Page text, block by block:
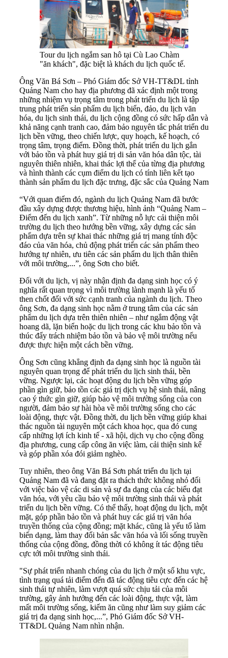
Tour du lịch ngắm san hô tại Cù Lao Chàm
"ăn khách", đặc biệt là khách du lịch quốc tế.
Ông Văn Bá Sơn – Phó Giám đốc Sở VH-TT&DL tỉnh
Quảng Nam cho hay địa phương đã xác định một trong
những nhiệm vụ trọng tâm trong phát triển du lịch là tập
trung phát triển sản phẩm du lịch biển, đảo, du lịch văn
hóa, du lịch sinh thái, du lịch cộng đồng có sức hấp dẫn và
khả năng cạnh tranh cao, đảm bảo nguyên tắc phát triển du
lịch bền vững, theo chiến lược, quy hoạch, kế hoạch, có
trọng tâm, trọng điểm. Đồng thời, phát triển du lịch gắn
với bảo tồn và phát huy giá trị di sản văn hóa dân tộc, tài
nguyên thiên nhiên, khai thác lợi thế của từng địa phương
và hình thành các cụm điểm du lịch có tính liên kết tạo
thành sản phẩm du lịch đặc trưng, đặc sắc của Quảng Nam
“Với quan điểm đó, ngành du lịch Quảng Nam đã bước
đầu xây dựng được thương hiệu, hình ảnh “Quảng Nam –
Điểm đến du lịch xanh”. Từ những nỗ lực cải thiện môi
trường du lịch theo hướng bền vững, xây dựng các sản
phẩm dựa trên sự khai thác những giá trị mang tính độc
đáo của văn hóa, chủ động phát triển các sản phẩm theo
hướng tự nhiên, ưu tiên các sản phẩm du lịch thân thiên
với môi trường,...”, ông Sơn cho biết.
Đối với du lịch, vị này nhận định đa dạng sinh học có ý
nghĩa rất quan trọng vì môi trường lành mạnh là yếu tố
then chốt đối với sức cạnh tranh của ngành du lịch. Theo
ông Sơn, đa dạng sinh học nằm ở trung tâm của các sản
phẩm du lịch dựa trên thiên nhiên – như ngắm động vật
hoang dã, lặn biển hoặc du lịch trong các khu bảo tồn và
thúc đẩy trách nhiệm bảo tồn và bảo vệ môi trường nếu
được thực hiện một cách bền vững.
Ông Sơn cũng khẳng định đa dạng sinh học là nguồn tài
nguyên quan trọng để phát triển du lịch sinh thái, bền
vững. Ngược lại, các hoạt động du lịch bền vững góp
phần gìn giữ, bảo tồn các giá trị dịch vụ hệ sinh thái, nâng
cao ý thức gìn giữ, giúp bảo vệ môi trường sống của con
người, đảm bảo sự hài hòa về môi trường sống cho các
loài động, thực vật. Đồng thời, du lịch bền vững giúp khai
thác nguồn tài nguyên một cách khoa học, qua đó cung
cấp những lợi ích kinh tế - xã hội, dịch vụ cho cộng đồng
địa phương, cung cấp công ăn việc làm, cải thiện sinh kế
và góp phần xóa đói giảm nghèo.
Tuy nhiên, theo ông Văn Bá Sơn phát triển du lịch tại
Quảng Nam đã và đang đặt ra thách thức không nhỏ đối
với việc bảo vệ các di sản và sự đa dạng của các biểu đạt
văn hóa, với yêu cầu bảo vệ môi trường sinh thái và phát
triển du lịch bền vững. Có thể thấy, hoạt động du lịch, một
mặt, góp phần bảo tồn và phát huy các giá trị văn hóa
truyền thống của cộng đồng; mặt khác, cũng là yếu tố làm
biến dạng, làm thay đổi bản sắc văn hóa và lối sống truyền
thống của cộng đồng, đồng thời có không ít tác động tiêu
cực tới môi trường sinh thái.
"Sự phát triển nhanh chóng của du lịch ở một số khu vực,
tình trạng quá tải điểm đến đã tác động tiêu cực đến các hệ
sinh thái tự nhiên, làm vượt quá sức chịu tải của môi
trường, gây ảnh hưởng đến các loài động, thực vật, làm
mất môi trường sống, kiếm ăn cũng như làm suy giảm các
giá trị đa dạng sinh học,...”, Phó Giám đốc Sở VH-
TT&DL Quảng Nam nhìn nhận.